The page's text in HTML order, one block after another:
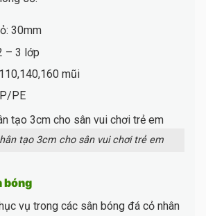
30mm
– 3 lớp
mũi
PE
tạo 3cm cho sân vui chơi trẻ em
bóng
vụ trong các sân bóng đá cỏ nhân